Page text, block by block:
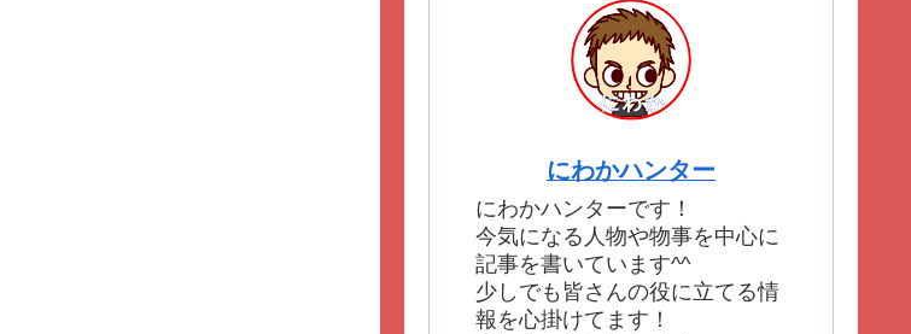
にわかハンター
にわかハンターです！
今気になる人物や物事を中心に
記事を書いています^^
少しでも皆さんの役に立てる情
報を心掛けてます！